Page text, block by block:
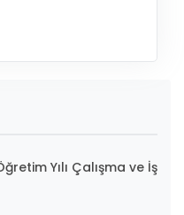
Yılı Çalışma ve İş